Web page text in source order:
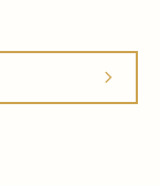
arrow_forward_ios